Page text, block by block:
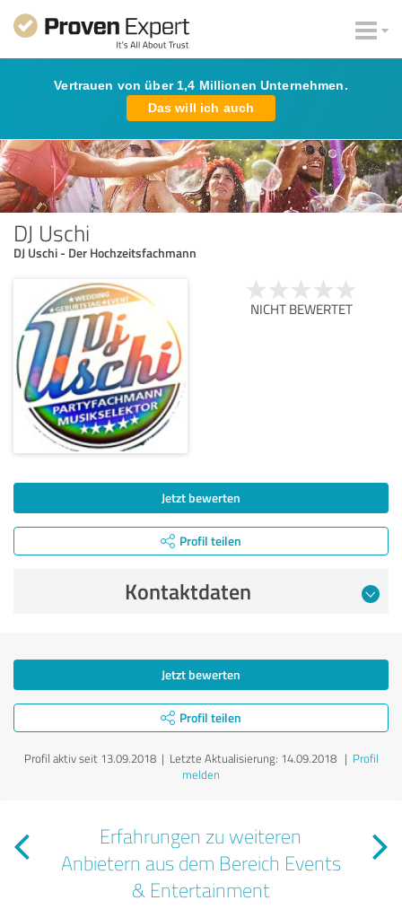
Vertrauen von über 1,4 Millionen Unternehmen.
Das will ich auch
DJ Uschi
DJ Uschi - Der Hochzeitsfachmann
NICHT BEWERTET
Jetzt bewerten
Profil teilen
Kontaktdaten
Jetzt bewerten
Profil teilen
Profil aktiv seit 13.09.2018 | Letzte Aktualisierung: 14.09.2018| Profil
melden
Erfahrungen zu weiteren
Anbietern aus dem Bereich Events
& Entertainment